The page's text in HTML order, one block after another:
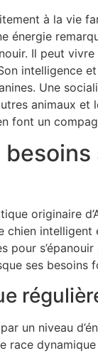
à la vie
énergie
Il peut
intelligence
Une
animaux et
font un
originaire
chien
pour
ses besoins
un niveau
race